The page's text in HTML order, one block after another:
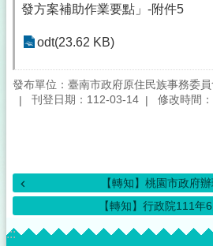
發方案補助作業要點」-附件5
odt(23.62 KB)
發布單位：臺南市政府原住民族事務委員
刊登日期：112-03-14
修改時間
【轉知】桃園市政府
【轉知】行政院111年
:::